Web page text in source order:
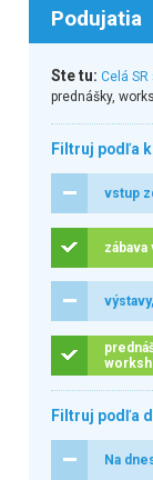
Podujatia
Ste tu: Celá SR
prednášky,
Filtruj podľa
vstup
zábava
Filtruj podľa
Na